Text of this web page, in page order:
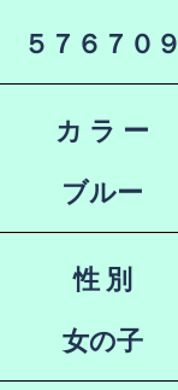
５７６７０９
カ ラ ー
ブルー
性 別
女の子